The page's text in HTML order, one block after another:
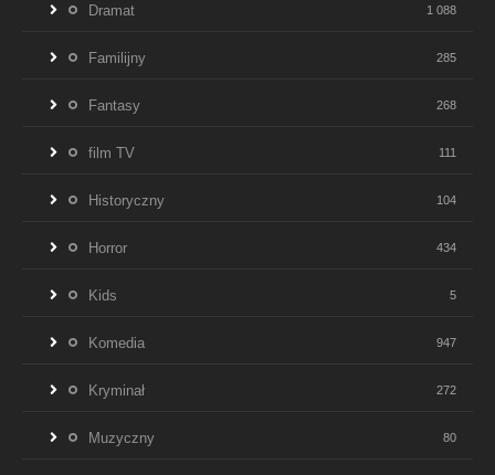
Dramat 1 088
Familijny 285
Fantasy 268
film TV 111
Historyczny 104
Horror 434
Kids 5
Komedia 947
Kryminał 272
Muzyczny 80